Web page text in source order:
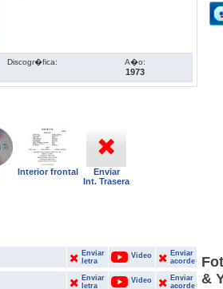
Discogr�fica: A�o:
1973
Interior frontal
Enviar
Int. Trasera
Enviar
letra
Video
Enviar
acorde
Enviar
letra
Video
Enviar
acorde
&